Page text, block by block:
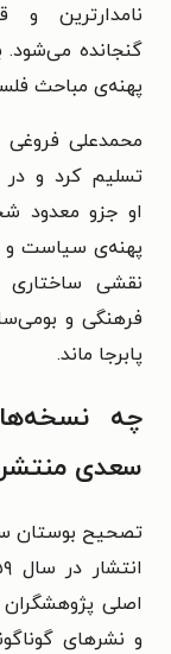
نامدارترین و
گنجانده می‌شود.
پهنه‌ی مباحث
تسلیم کرد و در
او جزو معدود
پهنه‌ی سیاست و
نقشی ساختاری
فرهنگی و
پابرجا ماند.
چه
سعدی
تصحیح بوستان
اصلی
و نشرهای